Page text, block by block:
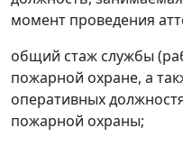
момент проведения
общий стаж службы
пожарной охране, а
оперативных
пожарной охраны;